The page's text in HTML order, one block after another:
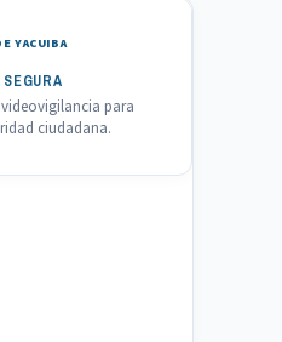
YACUIBA
para
ciudadana.